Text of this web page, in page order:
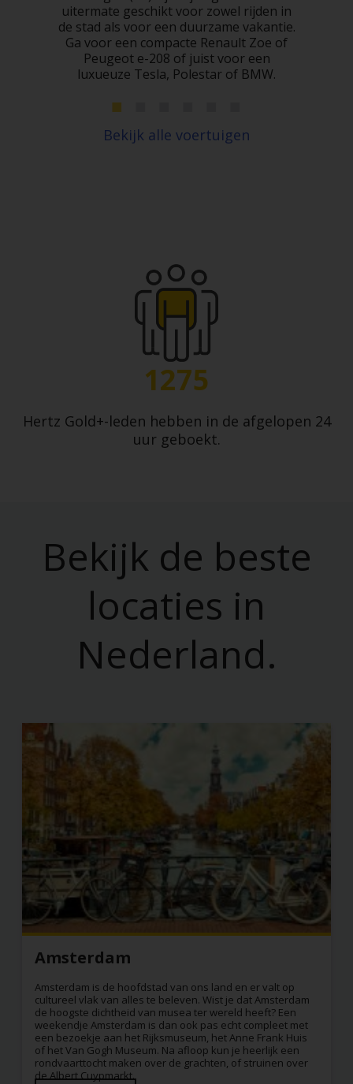
uitermate geschikt voor zowel rijden in
de stad als voor een duurzame vakantie.
Ga voor een compacte Renault Zoe of
Peugeot e-208 of juist voor een
luxueuze Tesla, Polestar of BMW.
Bekijk alle voertuigen
1275
Hertz Gold+-leden hebben in de afgelopen 24
uur geboekt.
Bekijk de beste
locaties in
Nederland.
Amsterdam
Amsterdam is de hoofdstad van ons land en er valt op
cultureel vlak van alles te beleven. Wist je dat Amsterdam
de hoogste dichtheid van musea ter wereld heeft? Een
weekendje Amsterdam is dan ook pas echt compleet met
een bezoekje aan het Rijksmuseum, het Anne Frank Huis
of het Van Gogh Museum. Na afloop kun je heerlijk een
rondvaarttocht maken over de grachten, of struinen over
de Albert Cuypmarkt.